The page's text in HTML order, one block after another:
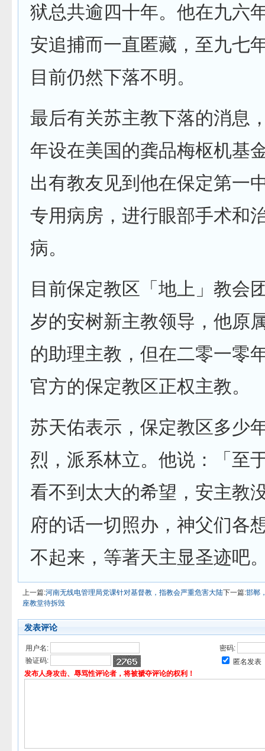
狱总共逾四十年。他在九六
安追捕而一直匿藏，至九七
目前仍然下落不明。
最后有关苏主教下落的消息
年设在美国的龚品梅枢机基
出有教友见到他在保定第一
专用病房，进行眼部手术和
病。
目前保定教区「地上」教会
岁的安树新主教领导，他原
的助理主教，但在二零一零
官方的保定教区正权主教。
苏天佑表示，保定教区多少
烈，派系林立。他说：「至
看不到太大的希望，安主教
府的话一切照办，神父们各
不起来，等著天主显圣迹吧
上一篇:河南无线电管理局党课针对基督教，指教会严重危害大陆下一篇:邯郸
座教堂待拆毁
发表评论
用户名:
密码:
验证码:
匿名发表
发布人身攻击、辱骂性评论者，将被褫夺评论的权利！